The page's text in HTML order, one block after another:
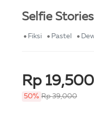
Selfie
Fiksi Pastel
Rp 19,500
50% Rp 39,000